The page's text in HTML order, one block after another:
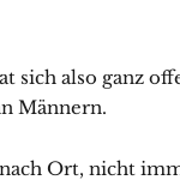
sich also ganz
Männern.
Ort, nicht